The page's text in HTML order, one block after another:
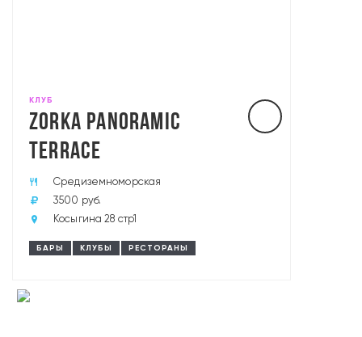
КЛУБ
ZORKA PANORAMIC
TERRACE
Средиземноморская
3500 руб.
Косыгина 28 стр1
БАРЫ КЛУБЫ РЕСТОРАНЫ